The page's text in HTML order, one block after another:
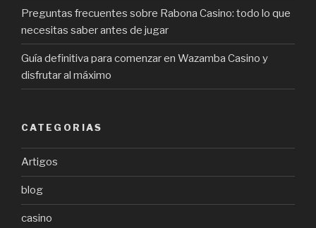
Preguntas frecuentes sobre Rabona Casino: todo lo que
necesitas saber antes de jugar
Guía definitiva para comenzar en Wazamba Casino y
disfrutar al máximo
CATEGORIAS
Artigos
blog
casino